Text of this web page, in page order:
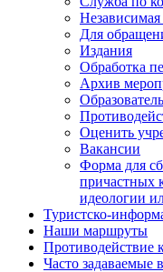
Для
Издания
Обработка
Архив
Оценить
Вакансии
Форма для
причастных
идеологии
Туристско-
Наши маршруты
Противодействие
Часто задаваемые